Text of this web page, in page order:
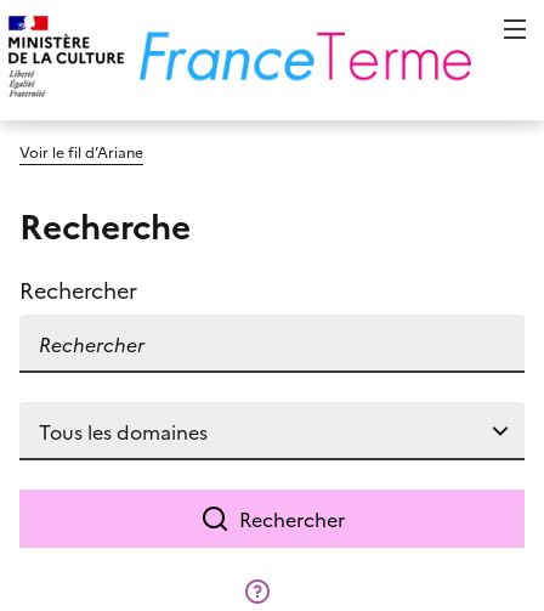
Voir le fil d’Ariane
Recherche
Rechercher
Rechercher